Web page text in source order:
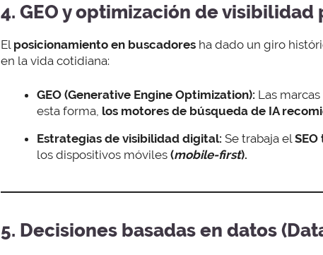
4. GEO y optimización de visibilidad
El posicionamiento en buscadores ha dado un giro
en la vida cotidiana:
GEO (Generative Engine Optimization): Las
esta forma, los motores de búsqueda de IA
Estrategias de visibilidad digital: Se trabaja el
los dispositivos móviles (mobile-first).
5. Decisiones basadas en datos